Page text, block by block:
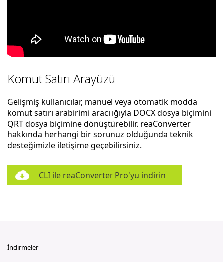
Komut Satırı Arayüzü
Gelişmiş kullanıcılar, manuel veya otomatik modda
komut satırı arabirimi aracılığıyla DOCX dosya biçimini
QRT dosya biçimine dönüştürebilir. reaConverter
hakkında herhangi bir sorunuz olduğunda teknik
desteğimizle iletişime geçebilirsiniz.
CLI ile reaConverter Pro'yu indirin
İndirmeler